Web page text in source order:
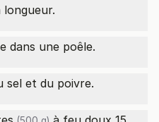
longueur.
dans une poêle.
sel et du poivre.